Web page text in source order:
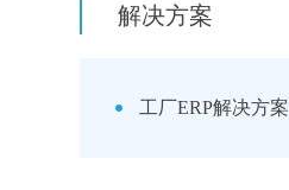
解决方案
工厂ERP解决方案